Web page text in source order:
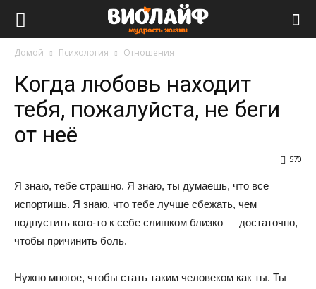
Домой Психология Отношения
Когда любовь находит
тебя, пожалуйста, не беги
от неё
570
Я знаю, тебе страшно. Я знаю, ты думаешь, что все
испортишь. Я знаю, что тебе лучше сбежать, чем
подпустить кого-то к себе слишком близко — достаточно,
чтобы причинить боль.
Нужно многое, чтобы стать таким человеком как ты. Ты